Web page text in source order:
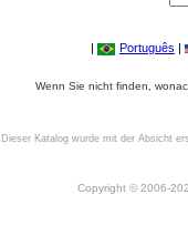
| Português |
Wenn Sie nicht finden,
Dieser Katalog wurde mit der Absicht
Copyright © 2006-